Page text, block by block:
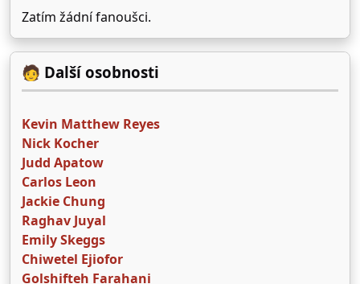
Zatím žádní fanoušci.
🧑 Další osobnosti
Kevin Matthew Reyes
Nick Kocher
Judd Apatow
Carlos Leon
Jackie Chung
Raghav Juyal
Emily Skeggs
Chiwetel Ejiofor
Golshifteh Farahani